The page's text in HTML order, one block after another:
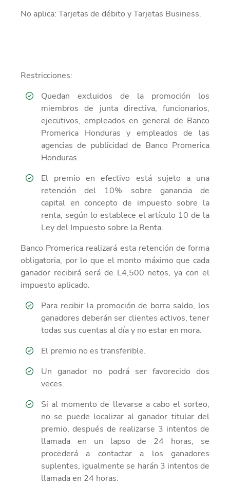
No aplica: Tarjetas de débito y Tarjetas Business.
Restricciones:
Quedan excluidos de la promoción los
miembros de junta directiva, funcionarios,
ejecutivos, empleados en general de Banco
Promerica Honduras y empleados de las
agencias de publicidad de Banco Promerica
Honduras.
El premio en efectivo está sujeto a una
retención del 10% sobre ganancia de
capital en concepto de impuesto sobre la
renta, según lo establece el artículo 10 de la
Ley del Impuesto sobre la Renta.
Banco Promerica realizará esta retención de forma
obligatoria, por lo que el monto máximo que cada
ganador recibirá será de L4,500 netos, ya con el
impuesto aplicado.
Para recibir la promoción de borra saldo, los
ganadores deberán ser clientes activos, tener
todas sus cuentas al día y no estar en mora.
El premio no es transferible.
Un ganador no podrá ser favorecido dos
veces.
Si al momento de llevarse a cabo el sorteo,
no se puede localizar al ganador titular del
premio, después de realizarse 3 intentos de
llamada en un lapso de 24 horas, se
procederá a contactar a los ganadores
suplentes, igualmente se harán 3 intentos de
llamada en 24 horas.